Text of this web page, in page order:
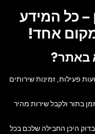
– כל המידע
אחד!
באתר?
פעילות, זמינות שירותים
בתור ולקבל שירות מהיר
היכן החבילה שלכם בכל